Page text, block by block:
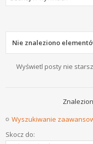
Nie znaleziono
Wyświetl posty nie
Wyszukiwanie
Skocz do: